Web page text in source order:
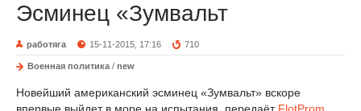
Эсминец «Зумвальт
работяга 15-11-2015, 17:16 710
Военная политика / new
Новейший американский эсминец «Зумвальт» вскоре